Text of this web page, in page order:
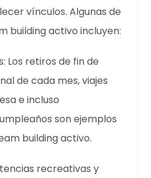
vínculos. Algunas de
building activo incluyen:
Los retiros de fin de
de cada mes, viajes
e incluso
son ejemplos
building activo.
recreativas y